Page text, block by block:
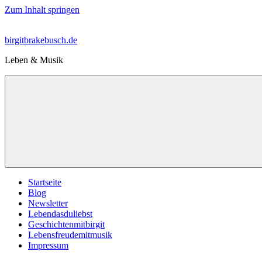
Zum Inhalt springen
birgitbrakebusch.de
Leben & Musik
Startseite
Blog
Newsletter
Lebendasduliebst
Geschichtenmitbirgit
Lebensfreudemitmusik
Impressum